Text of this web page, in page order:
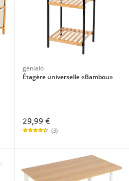
genialo
Étagère universelle «Bambou»
29,99 €
(3)